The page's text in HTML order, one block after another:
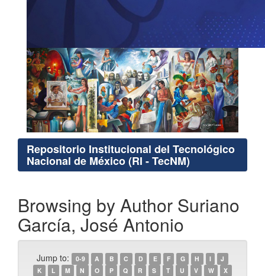
Repositorio Institucional del Tecnológico
Nacional de México (RI - TecNM)
Browsing by Author Suriano
García, José Antonio
Jump to: 0-9 A B C D E F G H I
J
K
L M N O P Q R S T U V W
X